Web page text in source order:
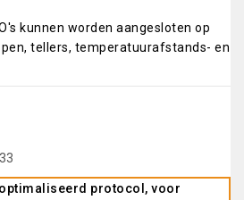
kunnen worden aangesloten op
tellers, temperatuurafstands- en
protocol, voor